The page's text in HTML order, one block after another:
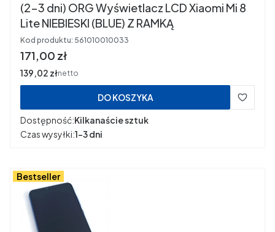
(2-3 dni) ORG Wyświetlacz LCD Xiaomi Mi 8
Lite NIEBIESKI (BLUE) Z RAMKĄ
Kod produktu: 561010010033
Cena
171,00 zł
Cena
139,02 złnetto
DO KOSZYKA
Dostępność:Kilkanaście sztuk
Czas wysyłki:1-3 dni
Bestseller